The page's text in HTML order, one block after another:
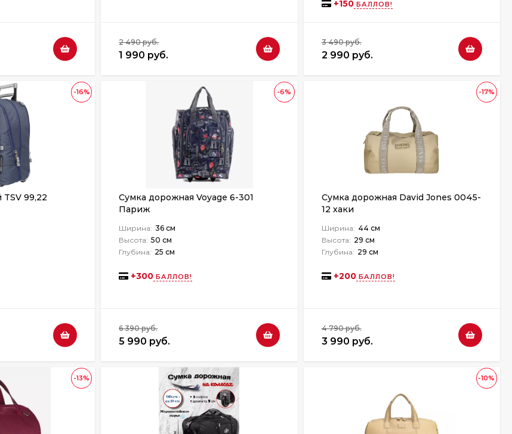
2 490 руб.
1 990 руб.
+150БАЛЛОВ!
3 490 руб.
2 990 руб.
-16%
99,22
-6%
Сумка дорожная Voyage 6-301
Париж
Ширина: 36 см
Высота: 50 см
Глубина: 25 см
+300 БАЛЛОВ!
6 390 руб.
5 990 руб.
-17%
Сумка дорожная David Jones 0045-
12 хаки
Ширина: 44 см
Высота: 29 см
Глубина: 29 см
+200БАЛЛОВ!
4 790 руб.
3 990 руб.
-13% -10%